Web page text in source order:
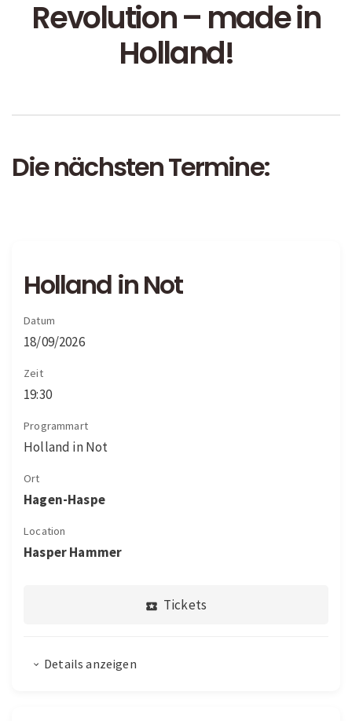
Revolution – made in
Holland!
Die nächsten Termine:
Holland in Not
Datum
18/09/2026
Zeit
19:30
Programmart
Holland in Not
Ort
Hagen-Haspe
Location
Hasper Hammer
Tickets
Details anzeigen